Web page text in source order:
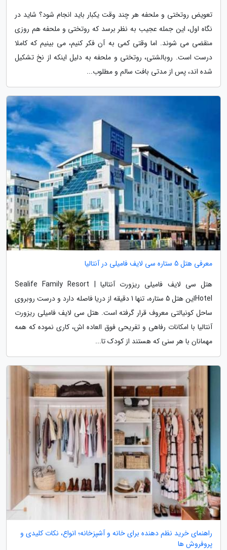
تعویض روتختی و ملحفه هر چند وقت یکبار باید انجام شود؟ شاید در
نگاه اول، این جمله عجیب به نظر برسد که روتختی و ملحفه هم روزی
منقضی می شوند. اما وقتی کمی به آن فکر کنیم، می بینیم که کاملا
درست است. روبالشتی، روتختی و ملحفه به دلیل اینکه از نخ تشکیل
شده اند، پس از مدتی بافت سالم و مطلوب...
معرفی هتل 5 ستاره سی لایف فامیلی در آنتالیا
هتل سی لایف فامیلی ریزورت آنتالیا | Sealife Family Resort
Hotelاین هتل 5 ستاره، تنها 1 دقیقه از دریا فاصله دارد و درست روبروی
ساحل کونیالتی معروف قرار گرفته است. هتل سی لایف فامیلی ریزورت
آنتالیا با امکانات رفاهی و تفریحی فوق العاده اش، کاری نموده که همه
مهمانان با هر سنی که هستند از کودک تا...
راهنمای خرید نظم دهنده برای خانه و آشپزخانه؛ انواع، نکات کلیدی و
پروفروش ها